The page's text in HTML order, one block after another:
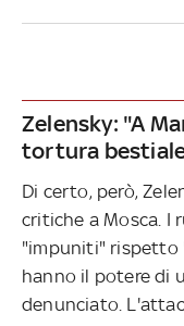
Zelensky: "A
tortura
Di certo, però,
critiche a Mosca. I
"impuniti" rispetto
hanno il potere di
denunciato.